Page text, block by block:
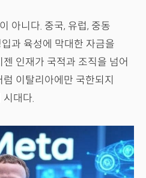
아니다. 중국, 유럽, 중동
과 육성에 막대한 자금을
인재가 국적과 조직을 넘어
이탈리아에만 국한되지
시대다.